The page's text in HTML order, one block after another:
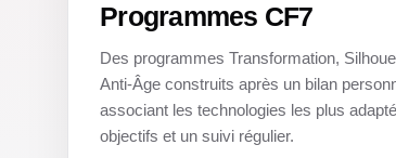
Programmes CF7
Des programmes Transformation,
Anti-Âge construits après un bilan
associant les technologies les plus
objectifs et un suivi régulier.